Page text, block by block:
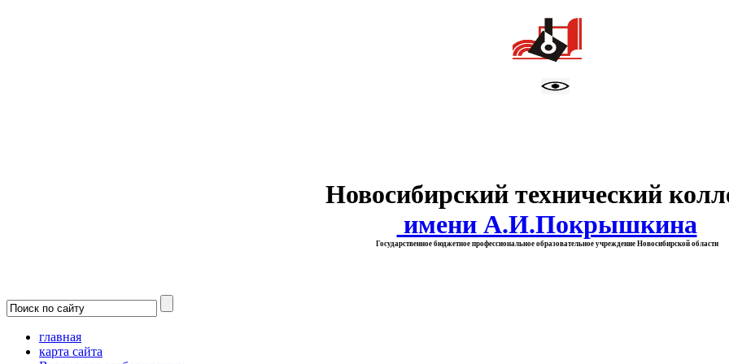
Новосибирский технический
имени А.И.Покрышкина
Государственное бюджетное профессиональное образовательное учреждение Новосибирской области
главная
карта сайта